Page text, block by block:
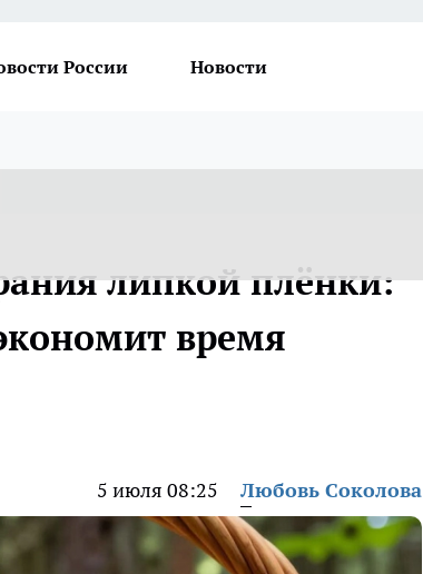
России Новости
липкой плёнки:
время
5 июля 08:25 Любовь Соколова